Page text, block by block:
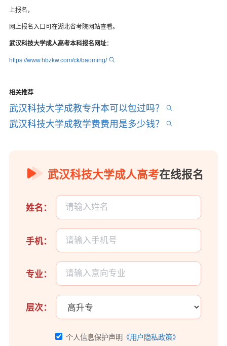
上报名，
网上报名入口可在湖北省考院网站查看。
武汉科技大学成人高考本科报名网址：
https://www.hbzkw.com/ck/baoming/
相关推荐
武汉科技大学成教专升本可以包过吗？
武汉科技大学成教学费费用是多少钱？
武汉科技大学成人高考在线报名
姓名：
手机：
专业：
层次：
个人信息保护声明 《用户隐私政策》